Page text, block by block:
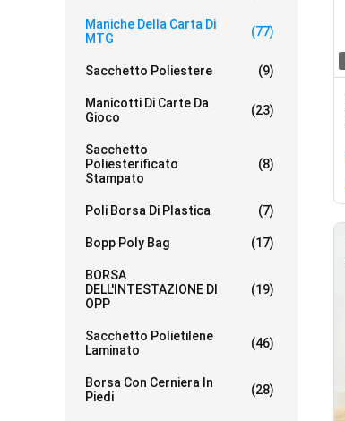
Maniche Della Carta Di
MTG
(77)
Sacchetto Poliestere (9)
Manicotti Di Carte Da
Gioco
(23)
Sacchetto
Poliesterificato
Stampato
(8)
Poli Borsa Di Plastica (7)
Bopp Poly Bag (17)
BORSA
DELL'INTESTAZIONE DI
OPP
(19)
Sacchetto Polietilene
Laminato
(46)
Borsa Con Cerniera In
Piedi
(28)